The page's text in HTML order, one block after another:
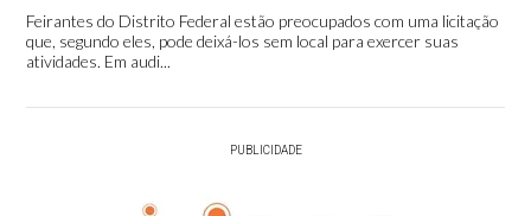
Feirantes do Distrito Federal estão preocupados com uma licitação
que, segundo eles, pode deixá-los sem local para exercer suas
atividades. Em audi...
PUBLICIDADE